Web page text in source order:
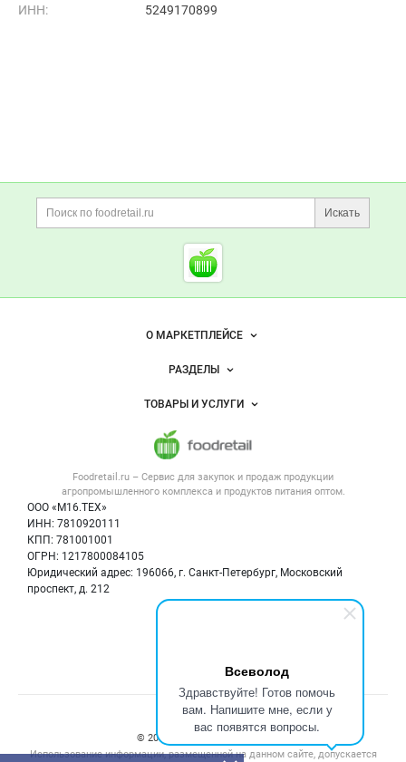
Всеволод
Здравствуйте! Готов помочь
вам. Напишите мне, если у
вас появятся вопросы.
ИНН: 5249170899
Дополнительная информация
Поиск по сайту и
Искать
Cсылки на полезные
Foodretail.ru
— продукты
Важные разделы и контакты
Foodretail.ru – Сервис для закупок и продаж продукции
агропромышленного комплекса и продуктов питания оптом.
ООО «М16.ТЕХ»
ИНН: 7810920111
КПП: 781001001
ОГРН: 1217800084105
Юридический адрес: 196066, г. Санкт-Петербург, Московский
проспект, д. 212
Навигация по сайтуО МАРКЕТПЛЕЙСЕ
Размещение рекламы
Публичная оферта
Контактная информация
Политика обработки персональных данных
РАЗДЕЛЫ
Новости рынка
Вакансии
ТОВАРЫ И УСЛУГИ
Напитки, соки, вода
Услуги
Оборудование для пищепрома
Информация о компаниях
Счетчики, авторское право, логотипы
© 2008‑2026 ООО “М16.Тех”.
Использование информации, размещенной на данном сайте, допускается